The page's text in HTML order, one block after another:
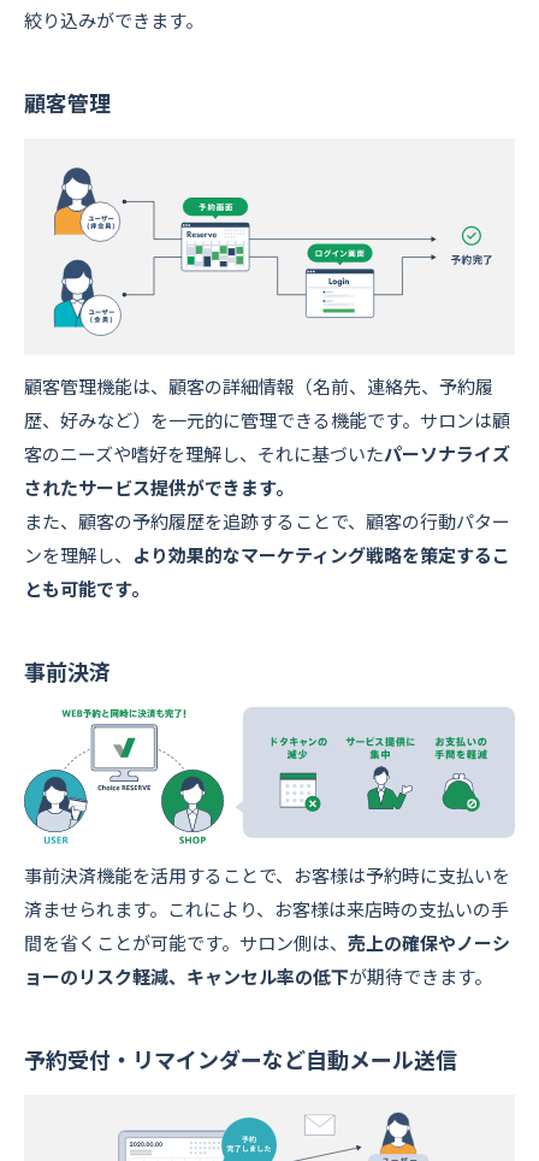
絞り込みができます。
顧客管理
顧客管理機能は、顧客の詳細情報（名前、連絡先、予約履
歴、好みなど）を一元的に管理できる機能です。サロンは顧
客のニーズや嗜好を理解し、それに基づいたパーソナライズ
されたサービス提供ができます。
また、顧客の予約履歴を追跡することで、顧客の行動パター
ンを理解し、 より効果的なマーケティング戦略を策定するこ
とも可能です。
事前決済
事前決済機能を活用することで、お客様は予約時に支払いを
済ませられます。これにより、お客様は来店時の支払いの手
間を省くことが可能です。サロン側は、 売上の確保やノーシ
ョーのリスク軽減、キャンセル率の低下が期待できます。
予約受付・リマインダーなど自動メール送信